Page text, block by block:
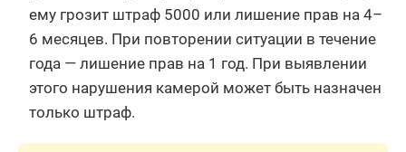
ему грозит штраф 5000 или лишение прав на 4–
6 месяцев. При повторении ситуации в течение
года — лишение прав на 1 год. При выявлении
этого нарушения камерой может быть назначен
только штраф.